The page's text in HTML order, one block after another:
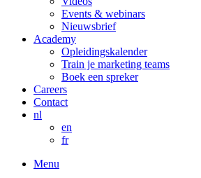
Events & webinars
Nieuwsbrief
Academy
Opleidingskalender
Train je marketing teams
Boek een spreker
Careers
Contact
nl
en
fr
Menu